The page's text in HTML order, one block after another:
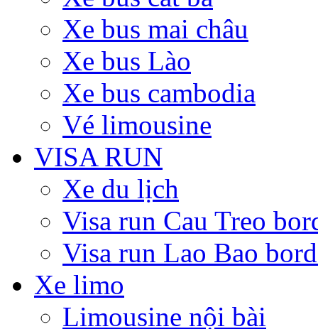
Xe bus mai châu
Xe bus Lào
Xe bus cambodia
Vé limousine
VISA RUN
Xe du lịch
Visa run Cau Treo
Visa run Lao Bao
Xe limo
Limousine nội bài